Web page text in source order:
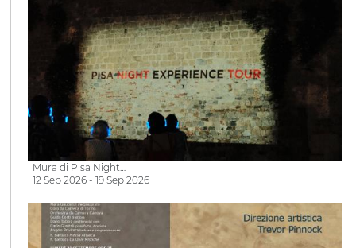
Mura di Pisa Night…
12 Sep 2026 - 19 Sep 2026